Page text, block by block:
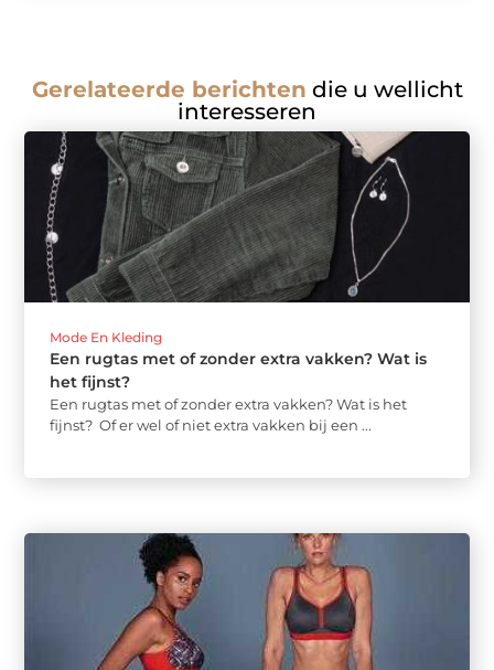
Gerelateerde berichten die u wellicht
interesseren
Mode En Kleding
Een rugtas met of zonder extra vakken? Wat is
het fijnst?
Een rugtas met of zonder extra vakken? Wat is het
fijnst? Of er wel of niet extra vakken bij een ...